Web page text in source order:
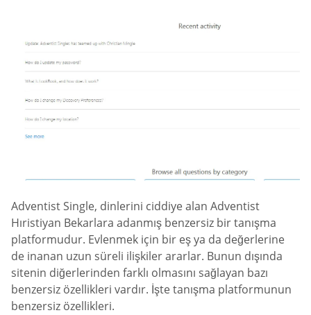
Adventist Single, dinlerini ciddiye alan Adventist
Hıristiyan Bekarlara adanmış benzersiz bir tanışma
platformudur. Evlenmek için bir eş ya da değerlerine
de inanan uzun süreli ilişkiler ararlar. Bunun dışında
sitenin diğerlerinden farklı olmasını sağlayan bazı
benzersiz özellikleri vardır. İşte tanışma platformunun
benzersiz özellikleri.